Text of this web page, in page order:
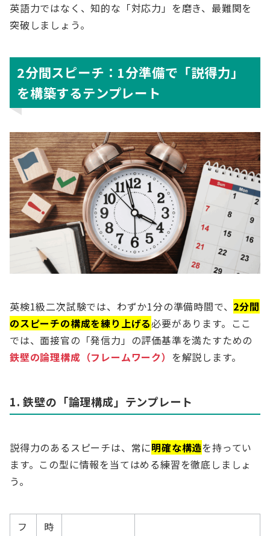
英語力ではなく、知的な「対応力」を磨き、最難関を
突破しましょう。
2分間スピーチ：1分準備で「説得力」
を構築するテンプレート
英検1級二次試験では、わずか1分の準備時間で、 2分間
のスピーチの構成を練り上げる必要があります。ここ
では、面接官の「発信力」の評価基準を満たすための
鉄壁の論理構成（フレームワーク） を解説します。
1. 鉄壁の「論理構成」テンプレート
説得力のあるスピーチは、常に明確な構造を持ってい
ます。この型に情報を当てはめる練習を徹底しましょ
う。
フ
時